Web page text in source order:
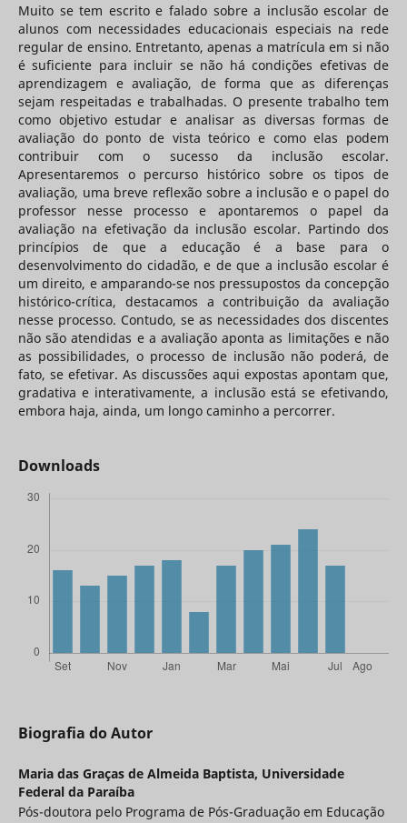
Muito se tem escrito e falado sobre a inclusão escolar de
alunos com necessidades educacionais especiais na rede
regular de ensino. Entretanto, apenas a matrícula em si não
é suficiente para incluir se não há condições efetivas de
aprendizagem e avaliação, de forma que as diferenças
sejam respeitadas e trabalhadas. O presente trabalho tem
como objetivo estudar e analisar as diversas formas de
avaliação do ponto de vista teórico e como elas podem
contribuir com o sucesso da inclusão escolar.
Apresentaremos o percurso histórico sobre os tipos de
avaliação, uma breve reflexão sobre a inclusão e o papel do
professor nesse processo e apontaremos o papel da
avaliação na efetivação da inclusão escolar. Partindo dos
princípios de que a educação é a base para o
desenvolvimento do cidadão, e de que a inclusão escolar é
um direito, e amparando-se nos pressupostos da concepção
histórico-crítica, destacamos a contribuição da avaliação
nesse processo. Contudo, se as necessidades dos discentes
não são atendidas e a avaliação aponta as limitações e não
as possibilidades, o processo de inclusão não poderá, de
fato, se efetivar. As discussões aqui expostas apontam que,
gradativa e interativamente, a inclusão está se efetivando,
embora haja, ainda, um longo caminho a percorrer.
Downloads
Biografia do Autor
Maria das Graças de Almeida Baptista, Universidade
Federal da Paraíba
Pós-doutora pelo Programa de Pós-Graduação em Educação